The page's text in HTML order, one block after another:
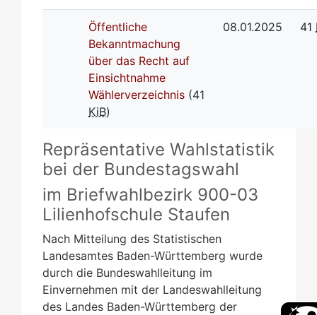
Öffentliche
Bekanntmachung
über das Recht auf
Einsichtnahme
Wählerverzeichnis (41
KiB)
08.01.2025 41
Repräsentative Wahlstatistik
bei der Bundestagswahl
im Briefwahlbezirk 900-03
Lilienhofschule Staufen
Nach Mitteilung des Statistischen
Landesamtes Baden-Württemberg wurde
durch die Bundeswahlleitung im
Einvernehmen mit der Landeswahlleitung
des Landes Baden-Württemberg der